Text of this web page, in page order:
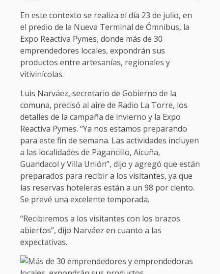
En este contexto se realiza el día 23 de julio, en
el predio de la Nueva Terminal de Ómnibus, la
Expo Reactiva Pymes, donde más de 30
emprendedores locales, expondrán sus
productos entre artesanías, regionales y
vitivinícolas.
Luis Narváez, secretario de Gobierno de la
comuna, precisó al aire de Radio La Torre, los
detalles de la campaña de invierno y la Expo
Reactiva Pymes. “Ya nos estamos preparando
para este fin de semana. Las actividades incluyen
a las localidades de Pagancillo, Aicuña,
Guandacol y Villa Unión”, dijo y agregó que están
preparados para recibir a los visitantes, ya que
las reservas hoteleras están a un 98 por ciento.
Se prevé una excelente temporada.
“Recibiremos a los visitantes con los brazos
abiertos”, dijo Narváez en cuanto a las
expectativas.